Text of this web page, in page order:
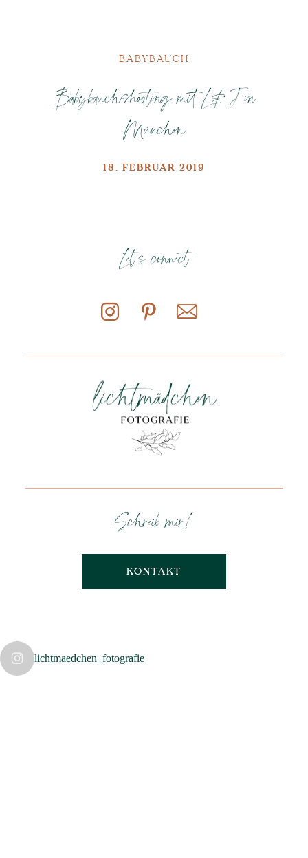
BABYBAUCH
Babybauchshooting mit L&J in
München
18. FEBRUAR 2019
Schreib mir!
Let's connect
KONTAKT
lichtmaedchen_fotografie